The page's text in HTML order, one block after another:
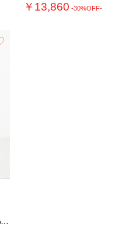
￥13,860 -30%OFF-
【LIBERTY FABRICS】BEATR…